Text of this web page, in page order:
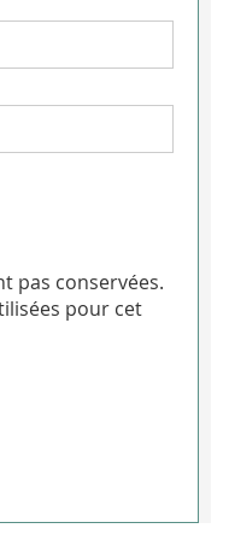
pas conservées.
pour cet